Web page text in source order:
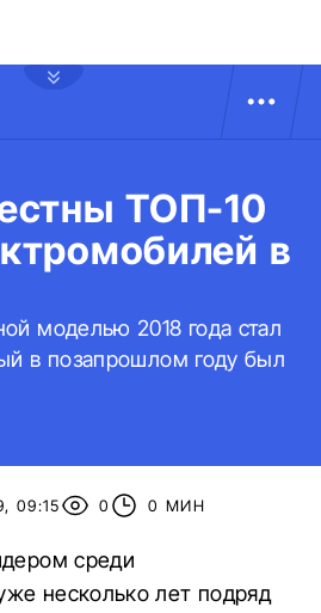
ТОП-10
в
моделью 2018 года стал
в позапрошлом году был
09:15 0 0 МИН
среди
несколько лет подряд